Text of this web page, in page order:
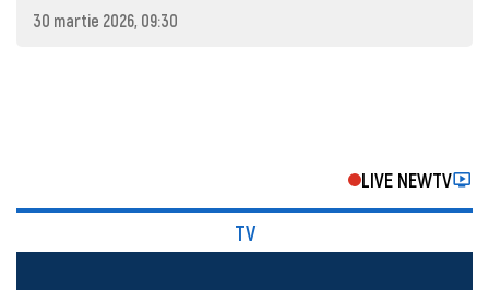
30 martie 2026, 09:30
LIVE NEWTV
TV